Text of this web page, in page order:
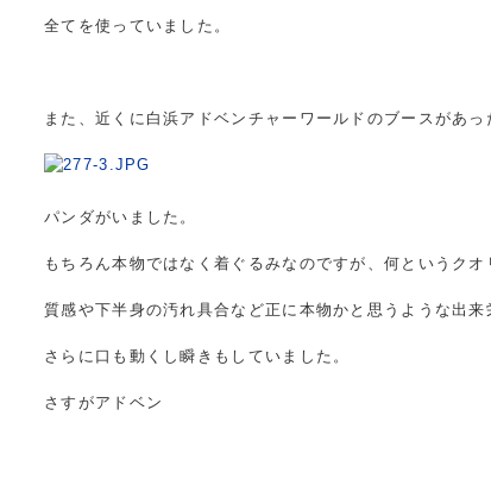
全てを使っていました。
また、近くに白浜アドベンチャーワールドのブースがあ
パンダがいました。
もちろん本物ではなく着ぐるみなのですが、何というクオ
質感や下半身の汚れ具合など正に本物かと思うような出来
さらに口も動くし瞬きもしていました。
さすがアドベン